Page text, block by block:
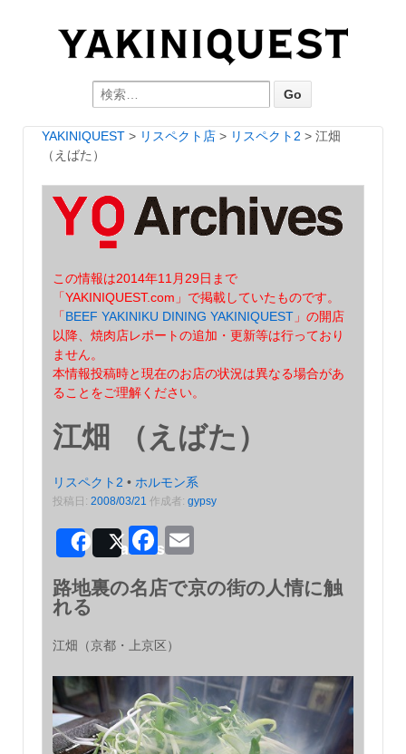
Search for:
YAKINIQUEST > リスペクト店 > リスペクト2 > 江畑
（えばた）
この情報は2014年11月29日まで
「YAKINIQUEST.com」で掲載していたものです。
「BEEF YAKINIKU DINING YAKINIQUEST 」の開店
以降、焼肉店レポートの追加・更新等は行っており
ません。
本情報投稿時と現在のお店の状況は異なる場合があ
ることをご理解ください。
江畑 （えばた）
リスペクト2 • ホルモン系
投稿日:2008/03/21 作成者:gypsy
SharePostFacebook
路地裏の名店で京の街の人情に触
れる
江畑（京都・上京区）